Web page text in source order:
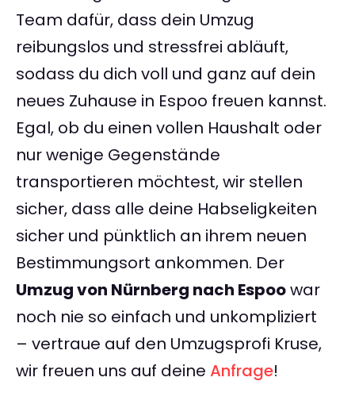
Team dafür, dass dein Umzug
reibungslos und stressfrei abläuft,
sodass du dich voll und ganz auf dein
neues Zuhause in Espoo freuen kannst.
Egal, ob du einen vollen Haushalt oder
nur wenige Gegenstände
transportieren möchtest, wir stellen
sicher, dass alle deine Habseligkeiten
sicher und pünktlich an ihrem neuen
Bestimmungsort ankommen. Der
Umzug von Nürnberg nach Espoowar
noch nie so einfach und unkompliziert
– vertraue auf den Umzugsprofi Kruse,
wir freuen uns auf deine Anfrage!